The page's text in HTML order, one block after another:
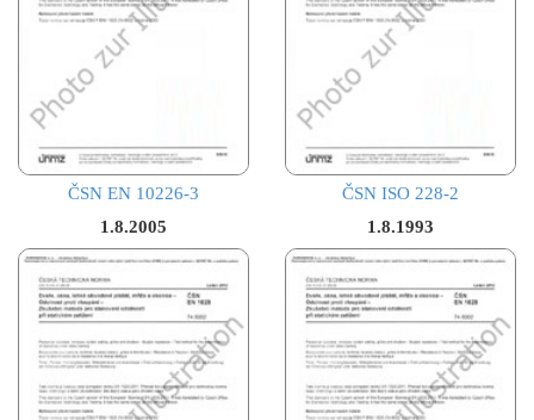
ČSN EN 10226-3
1.8.2005
ČSN ISO 228-2
1.8.1993